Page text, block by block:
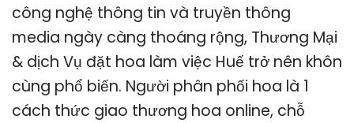
công nghệ thông tin và truyền thông
media ngày càng thoáng rộng, Thương Mại
& dịch Vụ đặt hoa làm việc Huế trở nên khôn
cùng phổ biến. Người phân phối hoa là 1
cách thức giao thương hoa online, chỗ